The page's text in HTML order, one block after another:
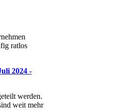
ratlos
2024 -
werden.
weit mehr